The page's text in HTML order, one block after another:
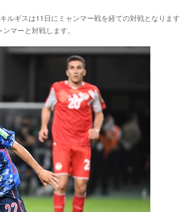
ルギスは11日にミャンマー戦を経ての対戦となりま
マーと対戦します。